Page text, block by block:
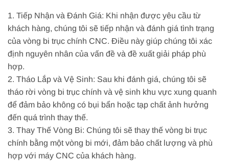
1. Tiếp Nhận và Đánh Giá: Khi nhận được yêu cầu từ
khách hàng, chúng tôi sẽ tiếp nhận và đánh giá tình trạng
của vòng bi trục chính CNC. Điều này giúp chúng tôi xác
định nguyên nhân của vấn đề và đề xuất giải pháp phù
hợp.
2. Tháo Lắp và Vệ Sinh: Sau khi đánh giá, chúng tôi sẽ
tháo rời vòng bi trục chính và vệ sinh khu vực xung quanh
để đảm bảo không có bụi bẩn hoặc tạp chất ảnh hưởng
đến quá trình thay thế.
3. Thay Thế Vòng Bi: Chúng tôi sẽ thay thế vòng bi trục
chính bằng một vòng bi mới, đảm bảo chất lượng và phù
hợp với máy CNC của khách hàng.